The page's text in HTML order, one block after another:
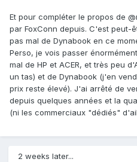
Et pour compléter le propos de @
par FoxConn depuis. C'est peut-
pas mal de Dynabook en ce
Perso, je vois passer
mal de HP et ACER, et très peu
un tas) et de Dynabook (j'en
prix reste élevé). J'ai arrêté de
depuis quelques années et la
(ni les commerciaux "dédiés"
2 weeks later...